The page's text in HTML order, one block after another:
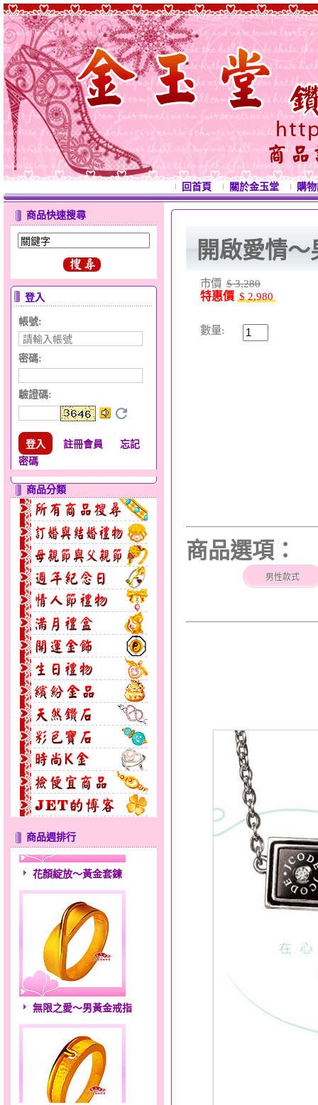
回首頁 關於金玉堂 購
商品快速搜尋
登入
帳號:
密碼:
驗證碼:
註冊會員
忘記
密碼
商品分類
商品週排行
花顏綻放～黃金套鍊
無限之愛～男黃金戒指
開啟愛情
市價 $ 3,280
特惠價 $ 2,980
數量:
商品選項：
男性款式